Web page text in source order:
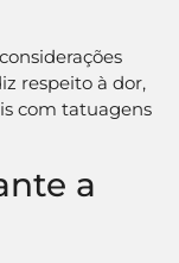
respeito à dor,
com tatuagens
a